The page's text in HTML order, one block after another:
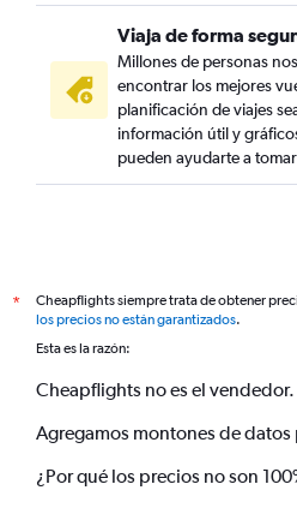
Viaja de forma
Millones de personas
encontrar los mejores
planificación de viajes
información útil y
pueden ayudarte a
*
Cheapflights siempre trata de obtener
los precios no están garantizados.
Esta es la razón:
Cheapflights no es el vendedor.
Agregamos montones de datos
¿Por qué los precios no son